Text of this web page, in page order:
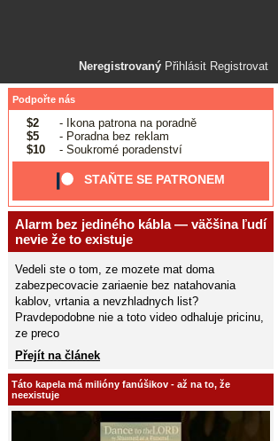
Neregistrovaný Přihlásit Registrovat
Podpořte nás
$2
- Ikona patrona na poradně
$5
- Poradna bez reklam
$10
- Soukromé poradenství
STAŇTE SE PATRONEM
Alarm bez jediného kábla — väčšina ľudí
nevie že to existuje
Vedeli ste o tom, ze mozete mat doma
zabezpecovacie zariaenie bez natahovania
kablov, vrtania a nevzhladnych list?
Pravdepodobne nie a toto video odhaluje pricinu,
ze preco
Přejít na článek
Táto kapela má milióny fanúšikov - až na to, že
neexistuje